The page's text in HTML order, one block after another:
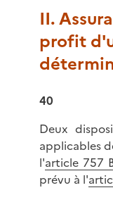
II.
profit
40
Deux
applicables
l'article 757
prévu à l'